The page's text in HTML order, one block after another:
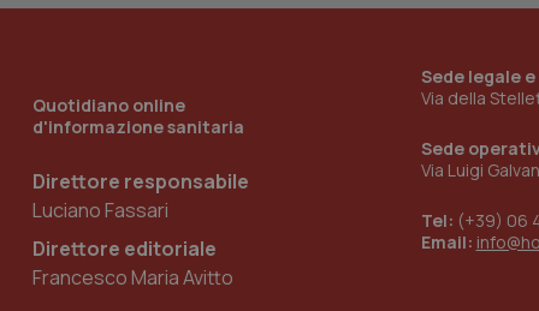
Quotidiano online
d'informazione sanitaria
Direttore responsabile
Luciano Fassari
Direttore editoriale
Francesco Maria Avitto
Sede legale
Via della
Sede
Via Luigi
Tel: (+39) 06
Email:
tracking-sites-
named-enable